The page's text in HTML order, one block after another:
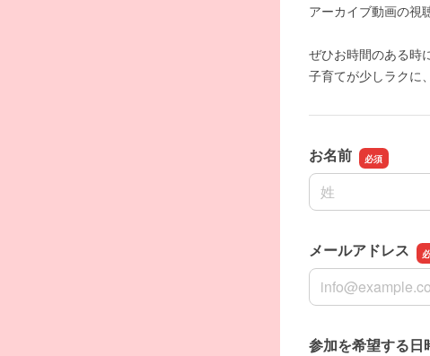
アーカイブ動画の視
ぜひお時間のある時
子育てが少しラクに
お名前
名前の姓
メールアドレス
メールアドレス
参加を希望する日